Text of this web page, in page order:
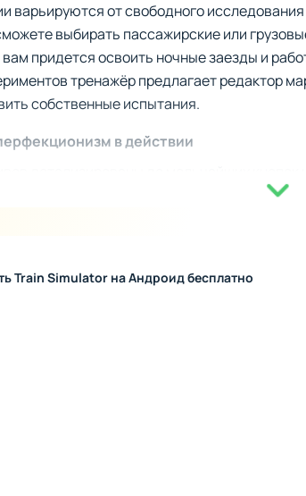
варьируются от свободного
выбирать пассажирские или
придется освоить ночные заезды и
тренажёр предлагает редактор
собственные испытания.
в действии
Вам потребуется управляться
и исторические паровозы.
Train Simulator на Андроид бесплатно